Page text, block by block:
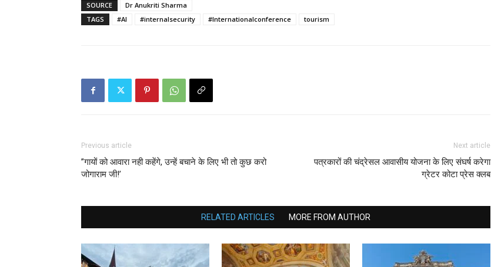
SOURCE
Dr Anukriti Sharma
TAGS
#AI #internalsecurity #Internationalconference tourism
Previous article
”गायों को आवारा नही कहेंगे, उन्हें बचाने के लिए भी तो कुछ करो
जोगाराम जी!’
Next article
पत्रकारों की चंद्रेसल आवासीय योजना के लिए संघर्ष करेगा
ग्रेटर कोटा प्रेस क्लब
RELATED ARTICLES MORE FROM AUTHOR